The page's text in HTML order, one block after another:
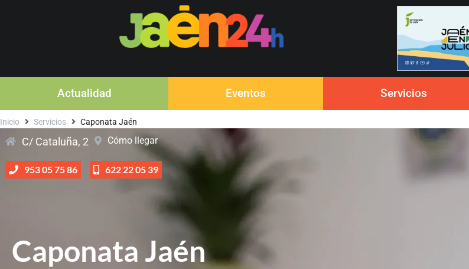
Actualidad Eventos Servicios
Inicio Servicios Caponata Jaén
Caponata Jaén
C/ Cataluña, 2 Cómo llegar
953 05 75 86 622 22 05 39